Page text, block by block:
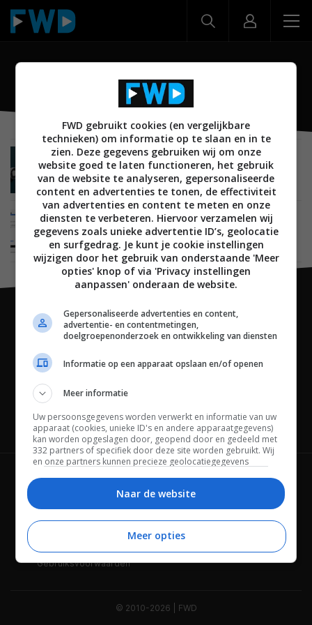
Twist
NIEUWS SMARTHOME BEDIENING 29 OKTOBER 2021
Draaiend en drukkend je smarthome bedienen
met de Flic Twist
MOBILE 22 JUNI 2017
Team achter Todoist lanceert concurrerende
versie van Slack
Channels
Wie is FWD Privacybeleid
Adverteren Contact
Gebruiksvoorwaarden
© 2010-2026 | FWD
FWD gebruikt cookies (en vergelijkbare
technieken) om informatie op te slaan en in te
zien. Deze gegevens gebruiken wij om onze
website goed te laten functioneren, het gebruik
van de website te analyseren, gepersonaliseerde
content en advertenties te tonen, de effectiviteit
van advertenties en content te meten en onze
diensten te verbeteren. Hiervoor verzamelen wij
gegevens zoals unieke advertentie ID’s, geolocatie
en surfgedrag. Je kunt je cookie instellingen
wijzigen door het gebruik van onderstaande 'Meer
opties' knop of via 'Privacy instellingen
aanpassen' onderaan de website.
Gepersonaliseerde advertenties en content,
advertentie- en contentmetingen,
doelgroepenonderzoek en ontwikkeling van diensten
Informatie op een apparaat opslaan en/of openen
Meer informatie
Uw persoonsgegevens worden verwerkt en informatie van uw
apparaat (cookies, unieke ID's en andere apparaatgegevens)
kan worden opgeslagen door, geopend door en gedeeld met
332 partners of specifiek door deze site worden gebruikt. Wij
en onze partners kunnen precieze geolocatiegegevens
Bepaalde leveranciers kunnen uw persoonsgegevens
beheren. Zoek onderaan deze pagina of in het sitemenu naar
een link om uw toestemming te beheren of in te trekken via de
privacy- en cookie-instellingen.
Naar de website
Meer opties